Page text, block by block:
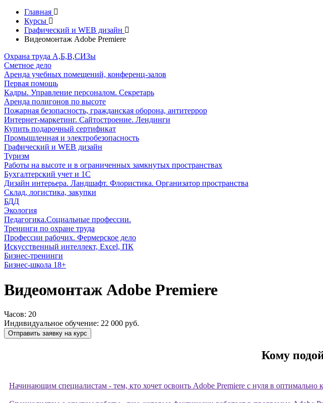
Главная
Курсы
Графический и WEB дизайн
Видеомонтаж Adobe Premiere
Охрана труда А,Б,В,СИЗы
Сметное дело
Аренда учебных помещений, конференц-залов
Первая помощь
Кадры. Управление персоналом. Секретарь
Аренда полигонов по высоте
Пожарная безопасность, гражданская оборона, антитеррор
Интернет-маркетинг. Сайтостроение. Лендинги
Купить подарочный сертификат
Промышленная и электробезопасность
Графический и WEB дизайн
Туризм
Работы на высоте и в ограниченных замкнутых пространствах
Бухгалтерский учет и 1С
Дизайн интерьера. Ландшафт. Флористика. Организатор пространства
Склад, логистика, закупки
БДД
Экология
Педагогика.Социальные профессии.
Тренинги по охране труда
Профессии рабочих. Фермерское дело
Искусственный интеллект, Excel, ПК
Бизнес-тренинги
Бизнес-школа 18+
Видеомонтаж Adobe Premiere
Часов: 20
Индивидуальное обучение: 22 000 руб.
Отправить заявку на курс
Кому
Начинающим специалистам - тем, кто хочет освоить Adobe Premiere с нуля в оптимально